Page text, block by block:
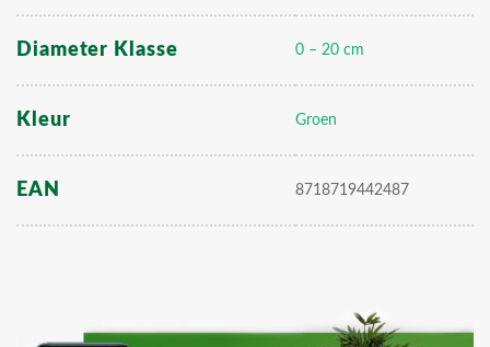
Diameter Klasse 0 – 20 cm
Kleur Groen
EAN 8718719442487